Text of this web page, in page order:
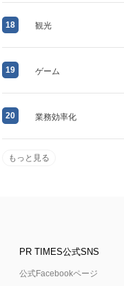
18 観光
19 ゲーム
20 業務効率化
もっと見る
PR TIMES公式SNS
公式Facebookページ